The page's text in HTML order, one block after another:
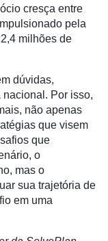
cresça entre
pela
milhões de
dúvidas,
Por isso,
não apenas
que visem
que
o
mas o
sua trajetória de
em uma